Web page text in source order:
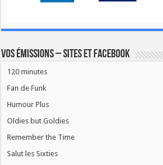
Vos émissions – Sites et Facebook
120 minutes
Fan de Funk
Humour Plus
Oldies but Goldies
Remember the Time
Salut les Sixties